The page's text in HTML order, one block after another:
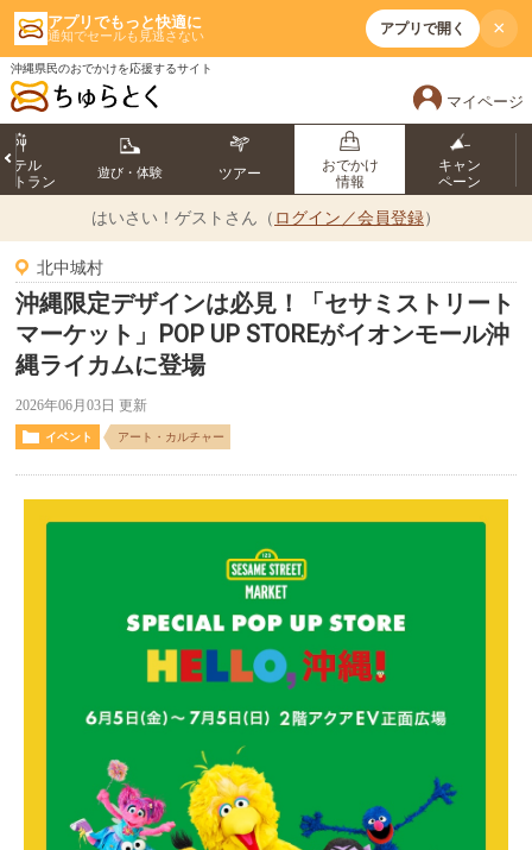
アプリでもっと快適に
通知でセールも見逃さない アプリで開く ×
沖縄県民のおでかけを応援するサイト
マイページ
ホテル
トラン
遊び・体験 ツアー
おでかけ
情報
キャン
ペーン
はいさい！ ゲストさん（ ログイン／会員登録）
北中城村
沖縄限定デザインは必見！「セサミストリート
マーケット」POP UP STOREがイオンモール沖
縄ライカムに登場
2026年06月03日 更新
イベント アート・カルチャー